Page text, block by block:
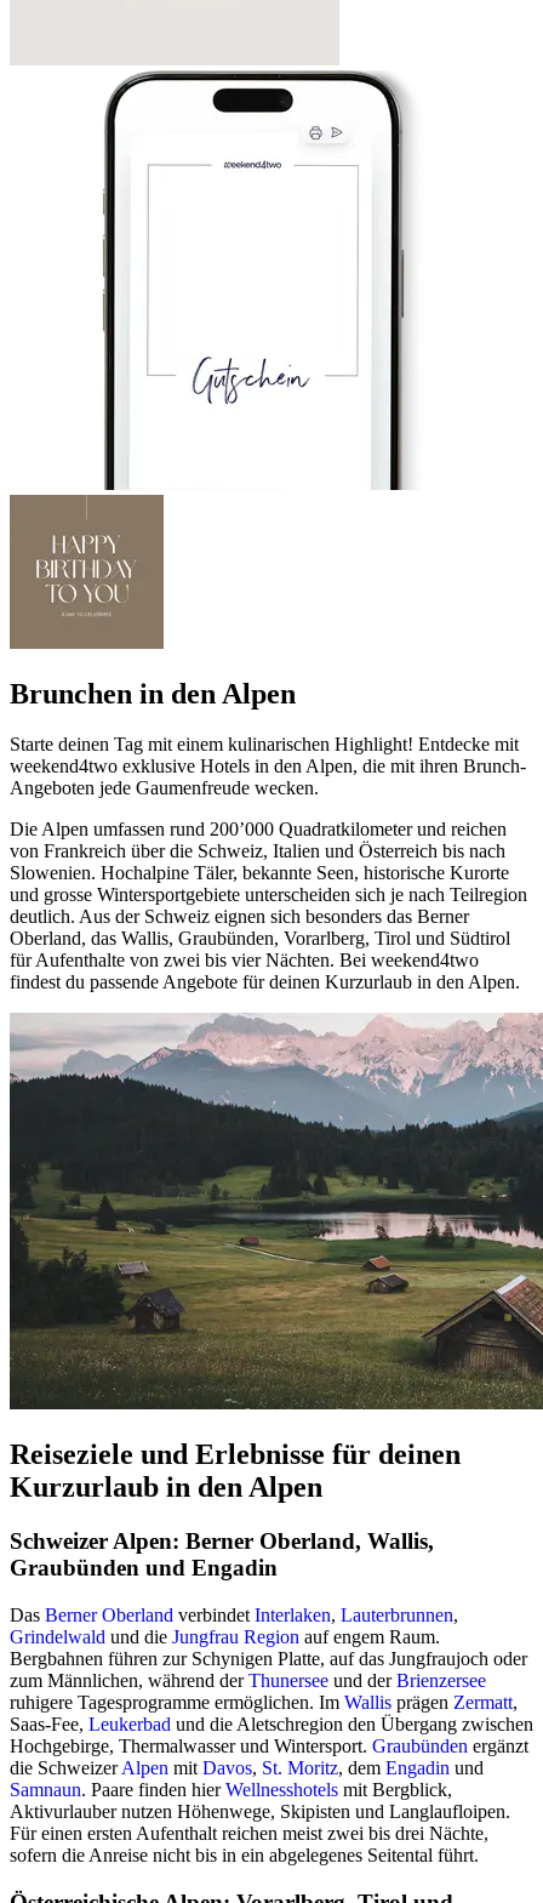
Brunchen in den Alpen
Starte deinen Tag mit einem kulinarischen Highlight! Entdecke mit
weekend4two exklusive Hotels in den Alpen, die mit ihren Brunch-
Angeboten jede Gaumenfreude wecken.
Die Alpen umfassen rund 200’000 Quadratkilometer und reichen
von Frankreich über die Schweiz, Italien und Österreich bis nach
Slowenien. Hochalpine Täler, bekannte Seen, historische Kurorte
und grosse Wintersportgebiete unterscheiden sich je nach Teilregion
deutlich. Aus der Schweiz eignen sich besonders das Berner
Oberland, das Wallis, Graubünden, Vorarlberg, Tirol und Südtirol
für Aufenthalte von zwei bis vier Nächten. Bei weekend4two
findest du passende Angebote für deinen Kurzurlaub in den Alpen.
Reiseziele und Erlebnisse für deinen
Kurzurlaub in den Alpen
Schweizer Alpen: Berner Oberland, Wallis,
Graubünden und Engadin
Das Berner Oberland verbindet Interlaken, Lauterbrunnen,
Grindelwald und die Jungfrau Region auf engem Raum.
Bergbahnen führen zur Schynigen Platte, auf das Jungfraujoch oder
zum Männlichen, während derThunersee und derBrienzersee
ruhigere Tagesprogramme ermöglichen. Im Wallis prägen Zermatt,
Saas-Fee, Leukerbad und die Aletschregion den Übergang zwischen
Hochgebirge, Thermalwasser und Wintersport. Graubünden ergänzt
die SchweizerAlpen mit Davos, St. Moritz, dem Engadin und
Samnaun. Paare finden hierWellnesshotels mit Bergblick,
Aktivurlauber nutzen Höhenwege, Skipisten und Langlaufloipen.
Für einen ersten Aufenthalt reichen meist zwei bis drei Nächte,
sofern die Anreise nicht bis in ein abgelegenes Seitental führt.